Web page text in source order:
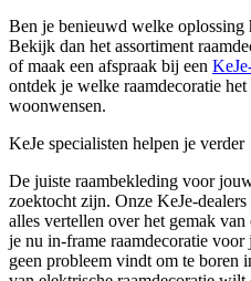
Ben je benieuwd welke oplossing
Bekijk dan het assortiment
of maak een afspraak bij een
ontdek je welke raamdecoratie
woonwensen.
KeJe specialisten helpen je verder
De juiste raambekleding voor
zoektocht zijn. Onze KeJe-
alles vertellen over het gemak
je nu in-frame raamdecoratie
geen probleem vindt om te boren